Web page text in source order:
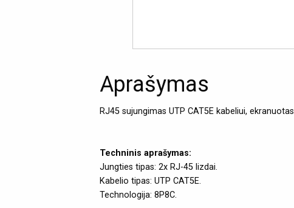
Aprašymas
RJ45 sujungimas UTP CAT5E kabeliui, ekranuotas
Techninis aprašymas:
Jungties tipas: 2x RJ-45 lizdai.
Kabelio tipas: UTP CAT5E.
Technologija: 8P8C.